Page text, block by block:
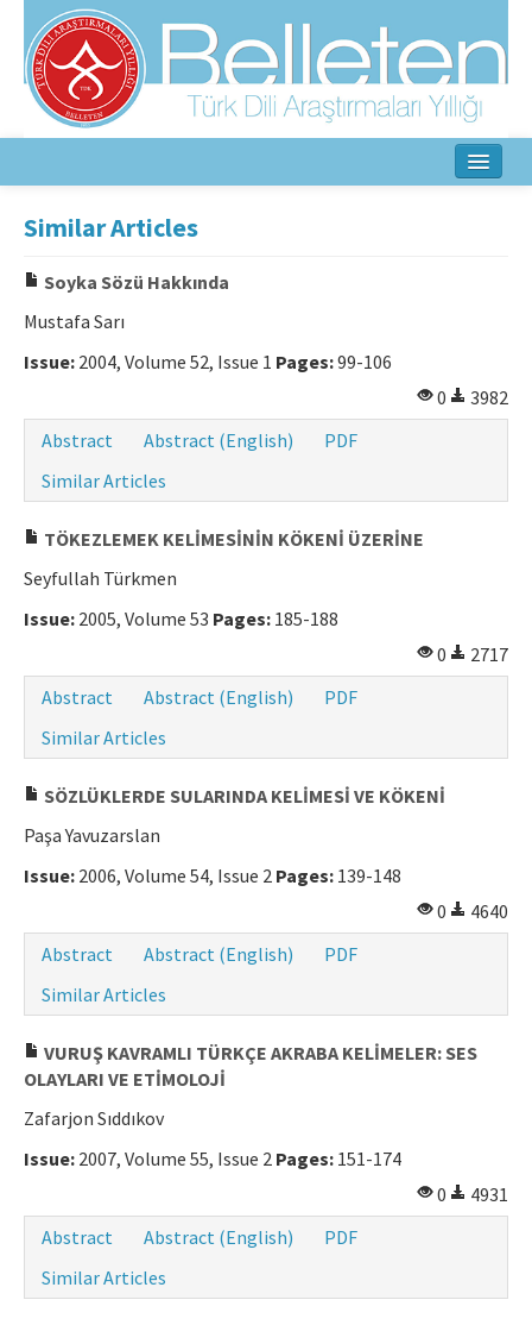
Editorial Board
Author Guidelines
Manuscript Submission
ISSN: 0564-5050 · e-ISSN: 2651-5113
Similar Articles
Soyka Sözü Hakkında
Mustafa Sarı
Issue: 2004, Volume 52, Issue 1 Pages:99-106
0
3982
Abstract
Abstract (English)
PDF
Similar Articles
TÖKEZLEMEK KELİMESİNİN KÖKENİ ÜZERİNE
Seyfullah Türkmen
Issue: 2005, Volume 53 Pages: 185-188
0
2717
Abstract
Abstract (English)
PDF
Similar Articles
SÖZLÜKLERDE SULARINDA KELİMESİ VE KÖKENİ
Paşa Yavuzarslan
Issue: 2006, Volume 54, Issue 2 Pages: 139-148
0
4640
Abstract
Abstract (English)
PDF
Similar Articles
VURUŞ KAVRAMLI TÜRKÇE AKRABA KELİMELER: SES
OLAYLARI VE ETİMOLOJİ
Zafarjon Sıddıkov
Issue: 2007, Volume 55, Issue 2 Pages: 151-174
0
4931
Abstract
Abstract (English)
PDF
Similar Articles